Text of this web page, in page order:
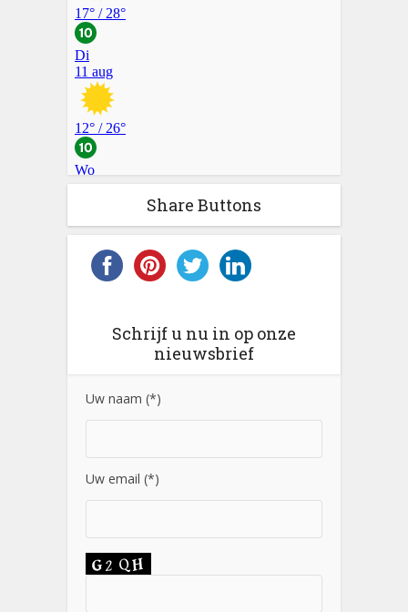
Share Buttons
Schrijf u nu in op onze
nieuwsbrief
Uw naam (*)
Uw email (*)